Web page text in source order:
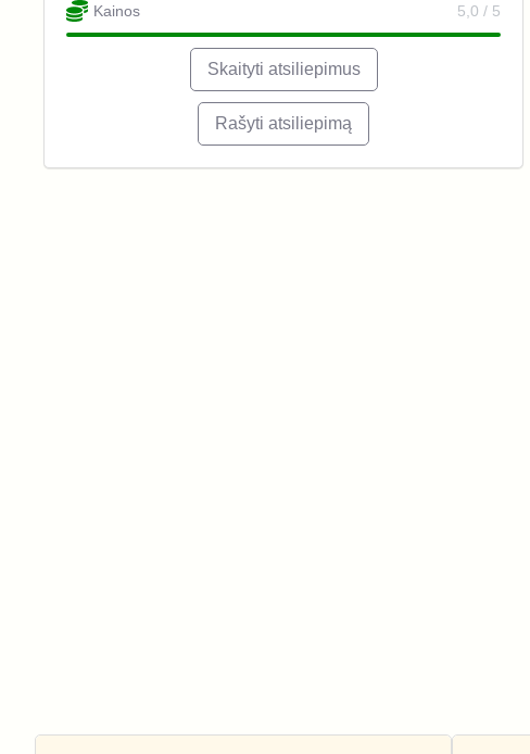
Kainos 5,0 / 5
Skaityti atsiliepimus
Rašyti atsiliepimą